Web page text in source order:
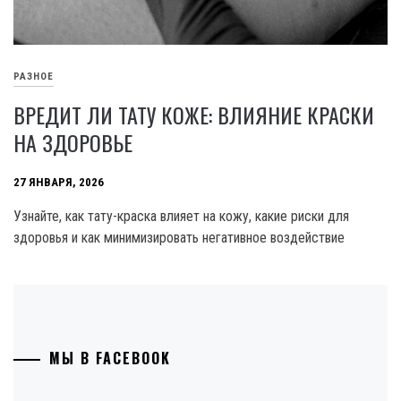
РАЗНОЕ
ВРЕДИТ ЛИ ТАТУ КОЖЕ: ВЛИЯНИЕ КРАСКИ
НА ЗДОРОВЬЕ
27 ЯНВАРЯ, 2026
Узнайте, как тату-краска влияет на кожу, какие риски для
здоровья и как минимизировать негативное воздействие
МЫ В FACEBOOK